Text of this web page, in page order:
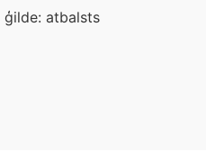
ģilde: atbalsts